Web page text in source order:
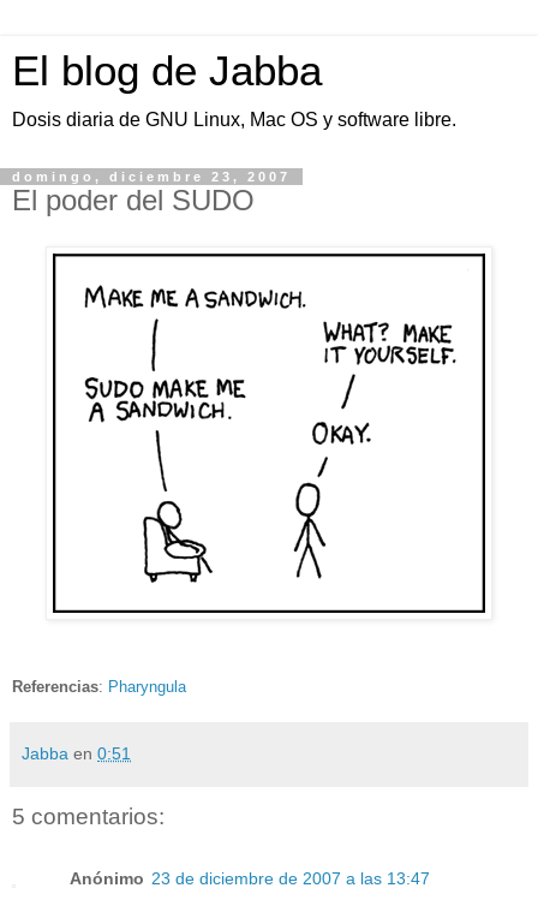
El blog de Jabba
Dosis diaria de GNU Linux, Mac OS y software libre.
domingo, diciembre 23, 2007
El poder del SUDO
Referencias: Pharyngula
Jabba en 0:51
5 comentarios:
Anónimo 23 de diciembre de 2007 a las 13:47